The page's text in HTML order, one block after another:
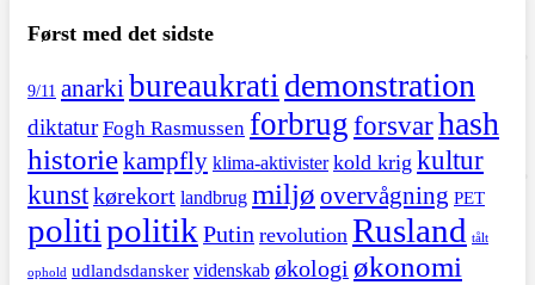
Først med det sidste
9/11 anarki bureaukrati demonstration
diktatur Fogh Rasmussen forbrugforsvarhash
historiekampfly klima-aktivister kold krig kultur
kunstkørekort landbrug miljø overvågning PET
politipolitik Putin revolution Rusland tålt
ophold udlandsdansker videnskab økologi økonomi